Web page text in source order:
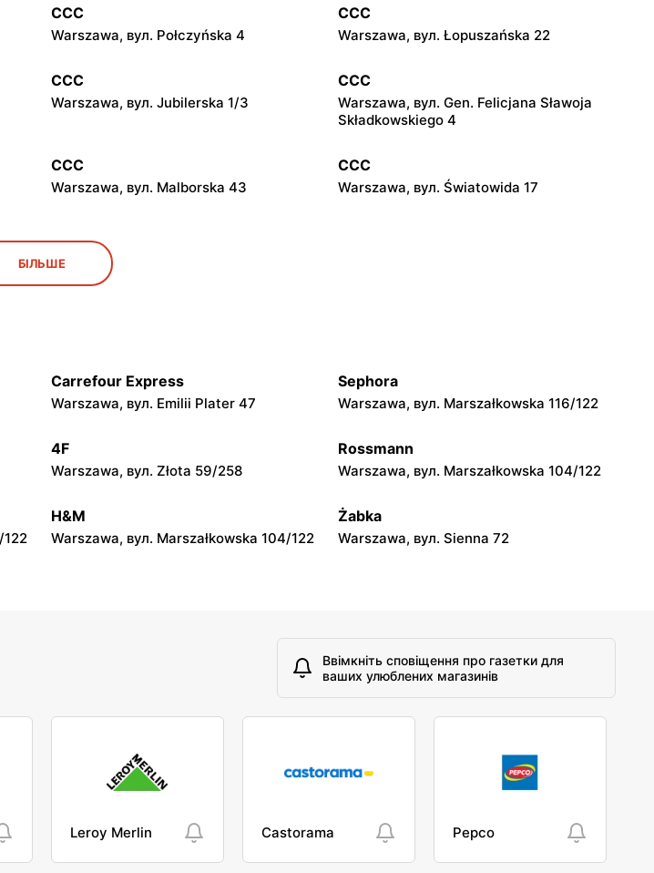
CCC
Warszawa, вул. Połczyńska 4
CCC
Warszawa, вул. Łopuszańska 22
CCC
Warszawa, вул. Jubilerska 1/3
CCC
Warszawa, вул. Gen. Felicjana Sławoja
Składkowskiego 4
CCC
Warszawa, вул. Malborska 43
CCC
Warszawa, вул. Światowida 17
Janki, вул. Mszczonowska 3
Radzymin, вул. Konstytucji 3 Maja 13 Błonie, вул. Powstańców 12
Mińsk Mazowiecki, вул. Warszawska
63A
Grójec, вул. Armii Krajowej 50A i 50B
БІЛЬШЕ
Carrefour Express
Warszawa, вул. Emilii Plater 47
Sephora
Warszawa, вул. Marszałkowska 116/122
4F
Warszawa, вул. Złota 59/258
Rossmann
Warszawa, вул. Marszałkowska 104/122
122
H&M
Warszawa, вул. Marszałkowska 104/122
Żabka
Warszawa, вул. Sienna 72
Ввімкніть сповіщення про газетки для
ваших улюблених магазинів
Leroy Merlin Castorama Pepco